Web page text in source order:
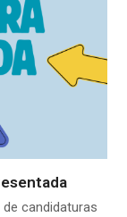
candidaturas